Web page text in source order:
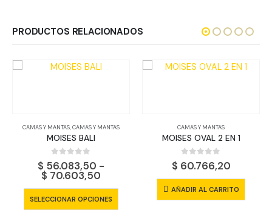
PRODUCTOS RELACIONADOS
Y MANTAS,CAMAS Y MANTAS
MOISES BALI
out of 5
56.083,50-
70.603,50Rango
precios:
desde
$ 56.083,50
OPCIONES
Este producto tiene múltiples variantes. Las opciones se pueden elegir en la página de producto
CAMAS Y MANTAS
MOISES OVAL 2 EN 1
out of 5
60.766,20
AÑADIR AL CARRITO